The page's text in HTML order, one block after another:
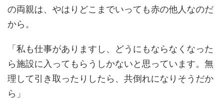
の両親は、やはりどこまでいっても赤の他人なのだ
から。
「私も仕事がありますし、どうにもならなくなった
ら施設に入ってもらうしかないと思っています。無
理して引き取ったりしたら、共倒れになりそうだか
ら」